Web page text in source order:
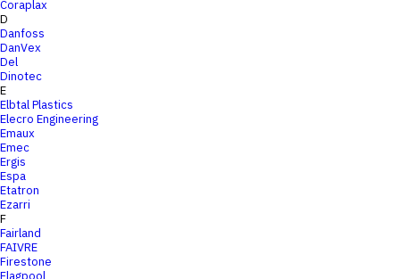
Coraplax
D
Danfoss
DanVex
Del
Dinotec
E
Elbtal Plastics
Elecro Engineering
Emaux
Emec
Ergis
Espa
Etatron
Ezarri
F
Fairland
FAIVRE
Firestone
Flagpool